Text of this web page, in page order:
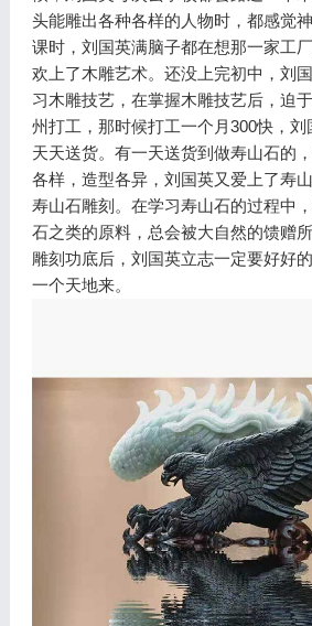
头能雕出各种各样的人物时，都感觉
课时，刘国英满脑子都在想那一家工
欢上了木雕艺术。还没上完初中，刘
习木雕技艺，在掌握木雕技艺后，迫
州打工，那时候打工一个月300快，刘
天天送货。有一天送货到做寿山石的
各样，造型各异，刘国英又爱上了寿
寿山石雕刻。在学习寿山石的过程中
石之类的原料，总会被大自然的馈赠
雕刻功底后，刘国英立志一定要好好
一个天地来。